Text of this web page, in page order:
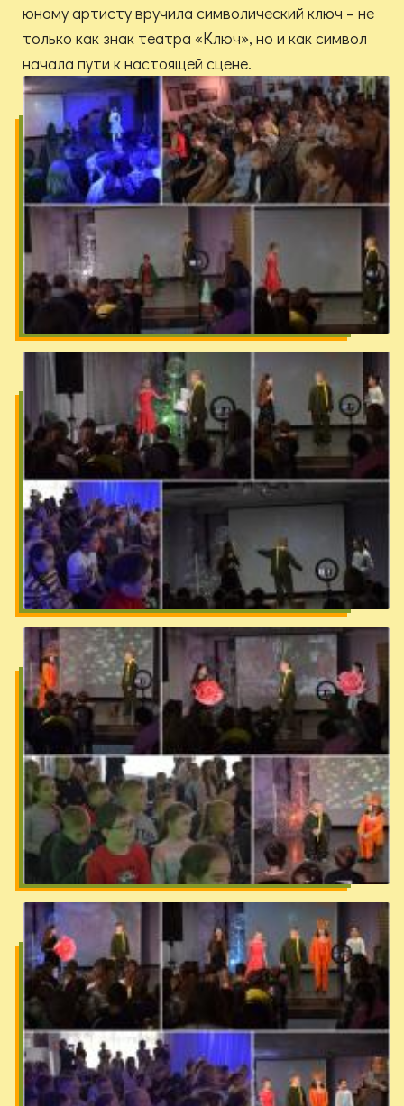
юному артисту вручила символический ключ – не
только как знак театра «Ключ», но и как символ
начала пути к настоящей сцене.